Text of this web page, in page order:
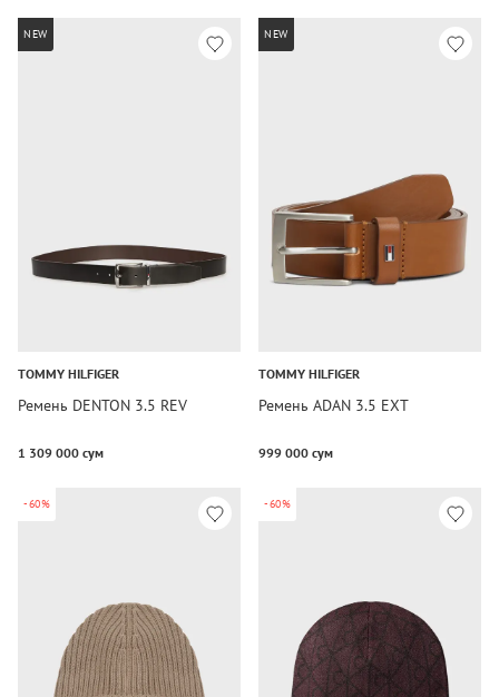
NEW
TOMMY HILFIGER
Ремень DENTON 3.5 REV
1 309 000 сум
NEW
TOMMY HILFIGER
Ремень ADAN 3.5 EXT
999 000 сум
-60% -60%